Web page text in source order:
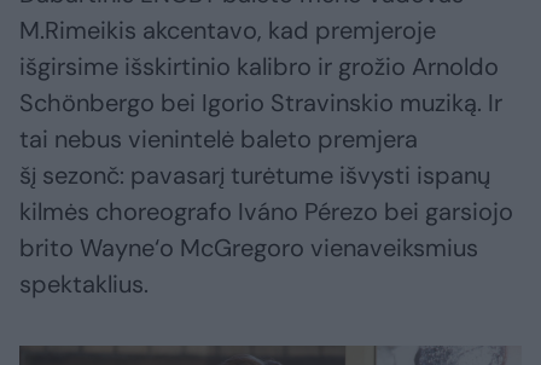
M.Rimeikis akcentavo, kad premjeroje
išgirsime išskirtinio kalibro ir grožio Arnoldo
Schönbergo bei Igorio Stravinskio muziką. Ir
tai nebus vienintelė baleto premjera
šį sezonč: pavasarį turėtume išvysti ispanų
kilmės choreografo Iváno Pérezo bei garsiojo
brito Wayne‘o McGregoro vienaveiksmius
spektaklius.